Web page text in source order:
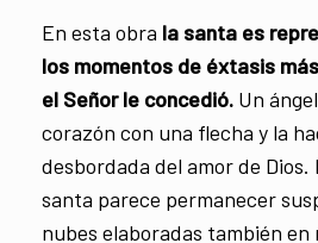
En esta obra la santa es
los momentos de éxtasis
el Señor le concedió. Un
corazón con una flecha y la
desbordada del amor de
santa parece permanecer
nubes elaboradas también en